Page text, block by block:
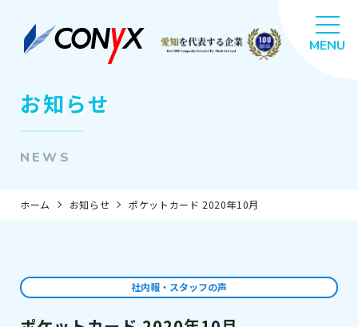
お知らせ
NEWS
ホーム お知らせ ポケットカード 2020年10月
社内報・スタッフの声